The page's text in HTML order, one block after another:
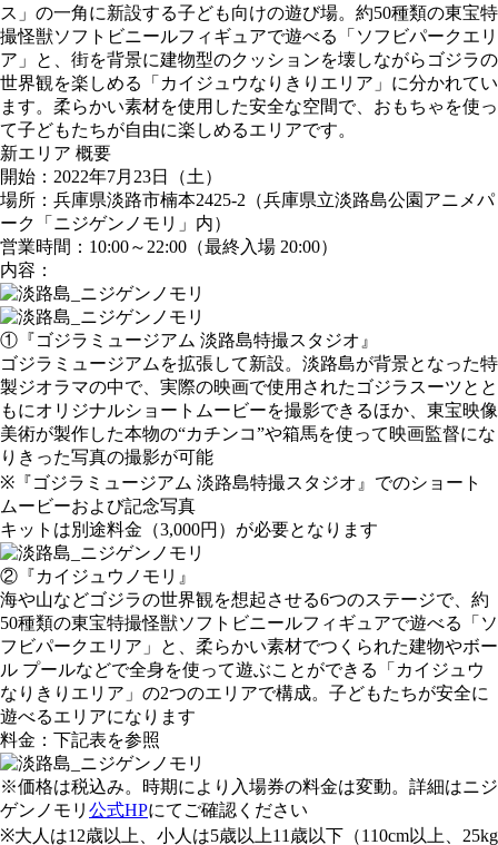
ス」の一角に新設する子ども向けの遊び場。約50種類の東宝特
撮怪獣ソフトビニールフィギュアで遊べる「ソフビパークエリ
ア」と、街を背景に建物型のクッションを壊しながらゴジラの
世界観を楽しめる「カイジュウなりきりエリア」に分かれてい
ます。柔らかい素材を使用した安全な空間で、おもちゃを使っ
て子どもたちが自由に楽しめるエリアです。
新エリア 概要
開始：2022年7月23日（土）
場所：兵庫県淡路市楠本2425-2（兵庫県立淡路島公園アニメパ
ーク「ニジゲンノモリ」内）
営業時間：10:00～22:00（最終入場 20:00）
内容：
①『ゴジラミュージアム 淡路島特撮スタジオ』
ゴジラミュージアムを拡張して新設。淡路島が背景となった特
製ジオラマの中で、実際の映画で使用されたゴジラスーツとと
もにオリジナルショートムービーを撮影できるほか、東宝映像
美術が製作した本物の“カチンコ”や箱馬を使って映画監督にな
りきった写真の撮影が可能
※『ゴジラミュージアム 淡路島特撮スタジオ』でのショート
ムービーおよび記念写真
キットは別途料金（3,000円）が必要となります
②『カイジュウノモリ』
海や山などゴジラの世界観を想起させる6つのステージで、約
50種類の東宝特撮怪獣ソフトビニールフィギュアで遊べる「ソ
フビパークエリア」と、柔らかい素材でつくられた建物やボー
ル プールなどで全身を使って遊ぶことができる「カイジュウ
なりきりエリア」の2つのエリアで構成。子どもたちが安全に
遊べるエリアになります
料金：下記表を参照
※価格は税込み。時期により入場券の料金は変動。詳細はニジ
ゲンノモリ 公式HPにてご確認ください
※大人は12歳以上、小人は5歳以上11歳以下（110cm以上、25kg